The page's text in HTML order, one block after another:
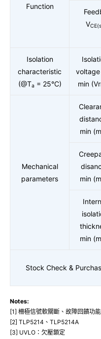
Function
V
Isolation
characteristic
(@Ta = 25°C)
voltage
min
Mechanical
parameters
min
min
min
Stock Check &
Notes:
[1] 柵極信號軟關斷、故障回饋功能
[2] TLP5214、TLP5214A
[3] UVLO：欠壓鎖定